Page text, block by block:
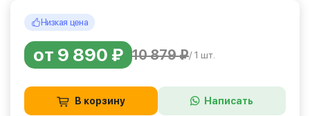
Низкая цена
от 9 890 ₽ 10 879 ₽/ 1 шт.
В корзину Написать